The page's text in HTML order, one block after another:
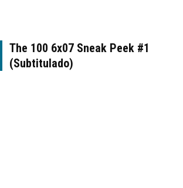
The 100 6x07 Sneak Peek #1
(Subtitulado)